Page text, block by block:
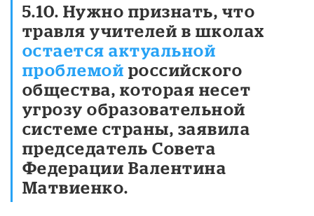
5.10. Нужно признать, что
травля учителей в школах
остается актуальной
проблемой российского
общества, которая несет
угрозу образовательной
системе страны, заявила
председатель Совета
Федерации Валентина
Матвиенко.